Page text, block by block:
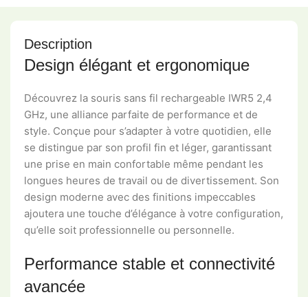
Description
Design élégant et ergonomique
Découvrez la souris sans fil rechargeable IWR5 2,4
GHz, une alliance parfaite de performance et de
style. Conçue pour s’adapter à votre quotidien, elle
se distingue par son profil fin et léger, garantissant
une prise en main confortable même pendant les
longues heures de travail ou de divertissement. Son
design moderne avec des finitions impeccables
ajoutera une touche d’élégance à votre configuration,
qu’elle soit professionnelle ou personnelle.
Performance stable et connectivité
avancée